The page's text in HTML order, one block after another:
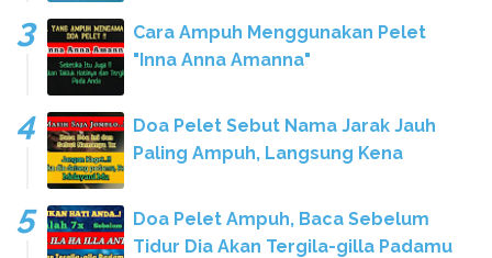
Cara Ampuh Menggunakan Pelet
"Inna Anna Amanna"
Doa Pelet Sebut Nama Jarak Jauh
Paling Ampuh, Langsung Kena
Doa Pelet Ampuh, Baca Sebelum
Tidur Dia Akan Tergila-gilla Padamu